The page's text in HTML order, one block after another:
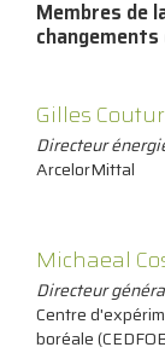
Membres de
Gilles
Directeur
ArcelorMittal
Michaeal
Directeur
Centre
boréale